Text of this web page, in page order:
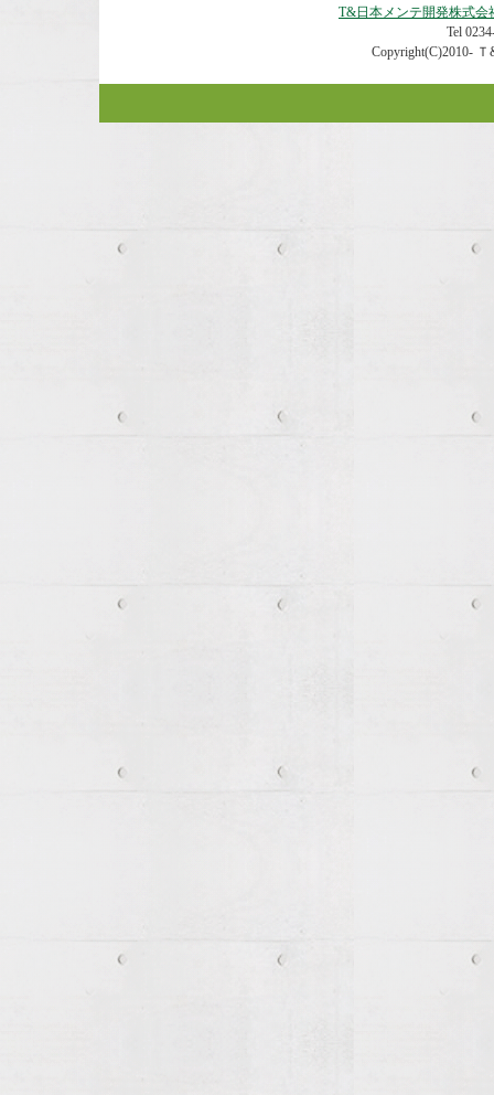
T&日本メンテ開発株式会
Tel
Copyright(C)2010- Ｔ